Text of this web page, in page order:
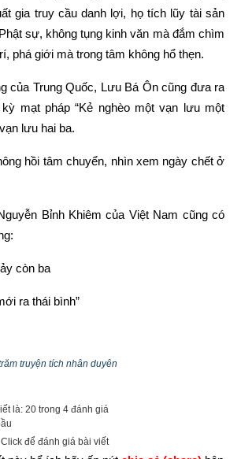
gia truy cầu danh lợi, họ tích lũy tài sản
sự, không tụng kinh văn mà đắm chìm
phá giới mà trong tâm không hổ thẹn.
của Trung Quốc, Lưu Bá Ôn cũng đưa ra
mạt pháp “Kẻ nghèo một vạn lưu một
lưu hai ba.
hồi tâm chuyển, nhìn xem ngày chết ở
Bỉnh Khiêm của Việt Nam cũng có
còn ba
ra thái bình”
truyện tích nhân duyên
là: 20 trong 4 đánh giá
Click để đánh giá bài viết